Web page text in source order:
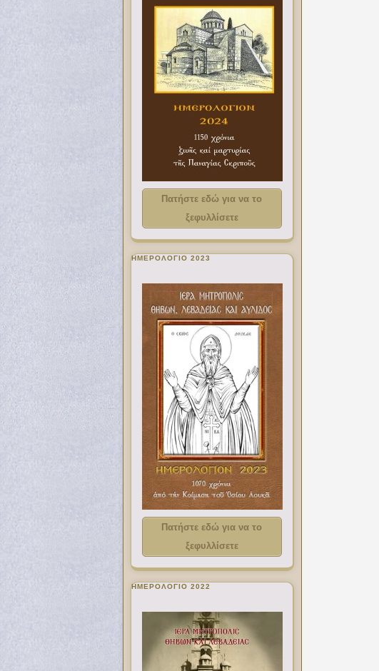
Πατήστε εδώ για να το
ξεφυλλίσετε
ΗΜΕΡΟΛΟΓΙΟ 2023
Πατήστε εδώ για να το
ξεφυλλίσετε
ΗΜΕΡΟΛΟΓΙΟ 2022